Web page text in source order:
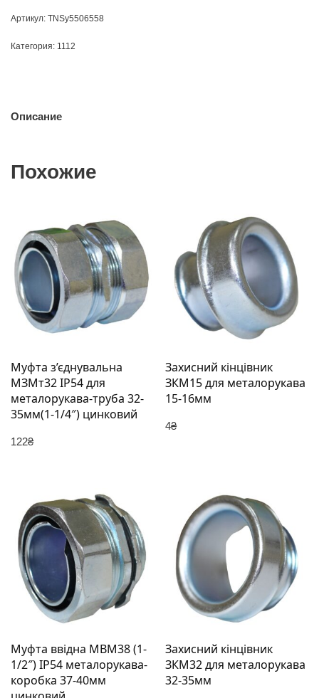
Артикул: TNSy5506558
Категория: 1112
Описание
Похожие
Муфта з’єднувальна
МЗМт32 IP54 для
металорукава-труба 32-
35мм(1-1/4″) цинковий
122₴
Захисний кінцівник
ЗКМ15 для металорукава
15-16мм
4₴
Муфта ввідна MBМ38 (1-
1/2″) IP54 металорукава-
коробка 37-40мм
Захисний кінцівник
ЗКМ32 для металорукава
32-35мм